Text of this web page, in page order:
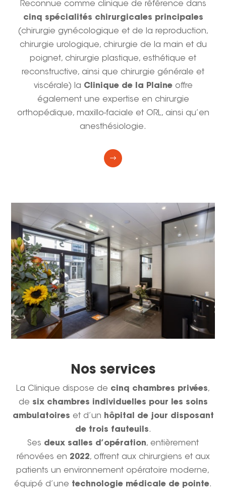
Reconnue comme clinique de référence dans
cinq spécialités chirurgicales principales
(chirurgie gynécologique et de la reproduction,
chirurgie urologique, chirurgie de la main et du
poignet, chirurgie plastique, esthétique et
reconstructive, ainsi que chirurgie générale et
viscérale) la Clinique de la Plaineoffre
également une expertise en chirurgie
orthopédique, maxillo-faciale et ORL, ainsi qu’en
anesthésiologie.
$
Nos services
La Clinique dispose de cinq chambres privées,
de six chambres individuelles pour les soins
ambulatoires et d’un hôpital de jour disposant
de trois fauteuils.
Ses deux salles d’opération, entièrement
rénovées en 2022, offrent aux chirurgiens et aux
patients un environnement opératoire moderne,
équipé d’une technologie médicale de pointe.